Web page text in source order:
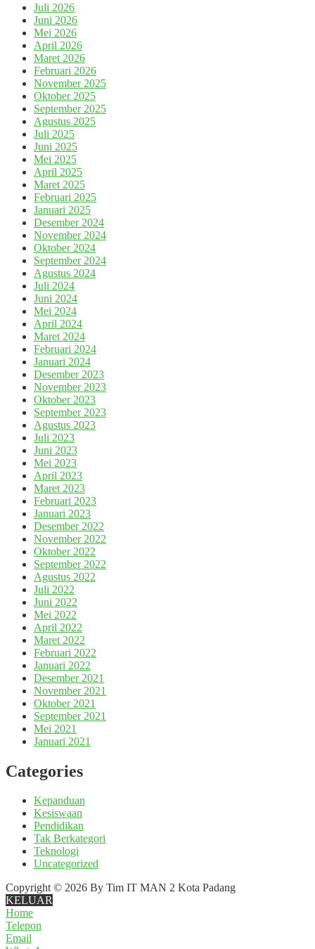
Juli 2026
Juni 2026
Mei 2026
April 2026
Maret 2026
Februari 2026
November 2025
Oktober 2025
September 2025
Agustus 2025
Juli 2025
Juni 2025
Mei 2025
April 2025
Maret 2025
Februari 2025
Januari 2025
Desember 2024
November 2024
Oktober 2024
September 2024
Agustus 2024
Juli 2024
Juni 2024
Mei 2024
April 2024
Maret 2024
Februari 2024
Januari 2024
Desember 2023
November 2023
Oktober 2023
September 2023
Agustus 2023
Juli 2023
Juni 2023
Mei 2023
April 2023
Maret 2023
Februari 2023
Januari 2023
Desember 2022
November 2022
Oktober 2022
September 2022
Agustus 2022
Juli 2022
Juni 2022
Mei 2022
April 2022
Maret 2022
Februari 2022
Januari 2022
Desember 2021
November 2021
Oktober 2021
September 2021
Mei 2021
Januari 2021
Categories
Kepanduan
Kesiswaan
Pendidikan
Tak Berkategori
Teknologi
Uncategorized
Copyright © 2026 By Tim IT MAN 2 Kota Padang
KELUAR
Home
Telepon
Email